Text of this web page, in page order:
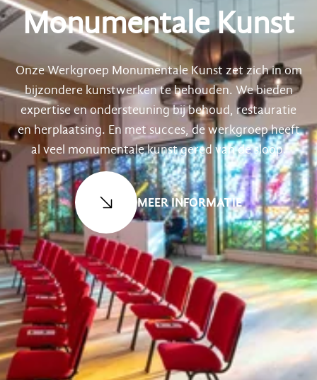
Monumentale Kunst
Onze Werkgroep Monumentale Kunst zet zich in om
bijzondere kunstwerken te behouden. We bieden
expertise en ondersteuning bij behoud, restauratie
en herplaatsing. En met succes, de werkgroep heeft
al veel monumentale kunst gered van de sloop.
MEER INFORMATIE